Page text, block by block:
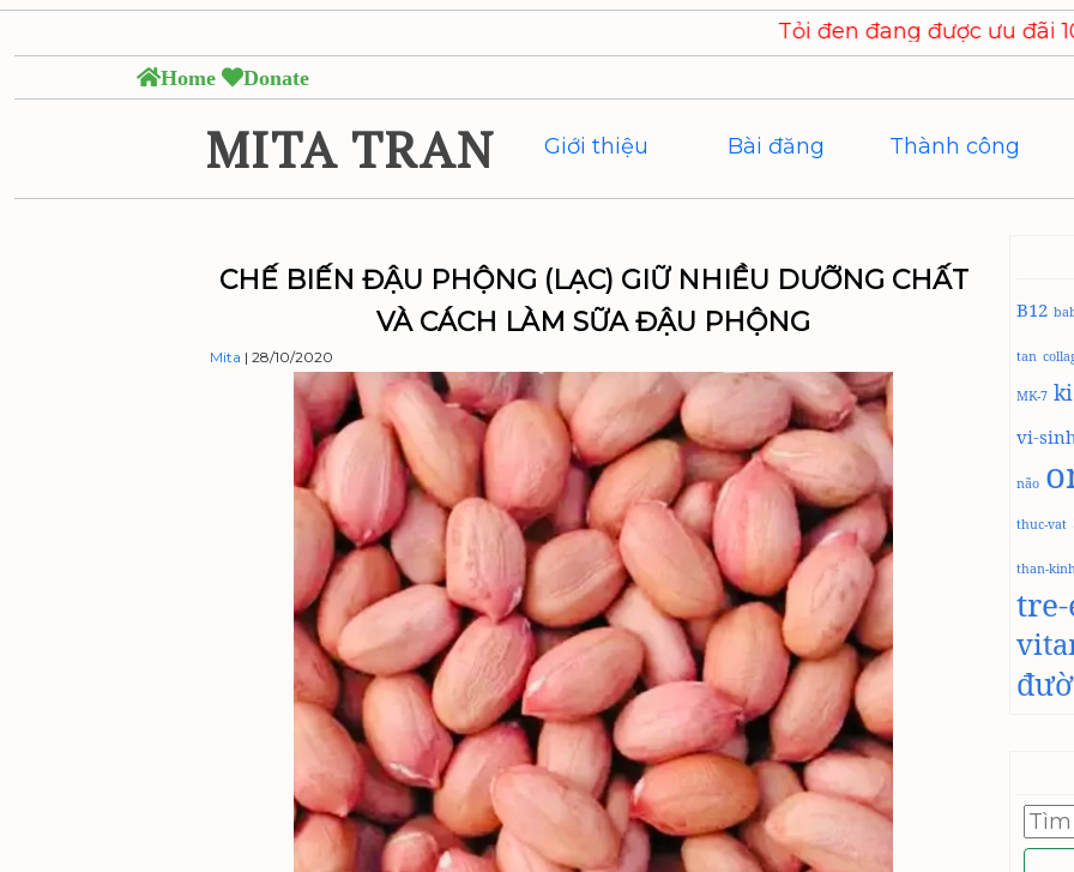
to
content
Tỏi đen đang được ưu đãi 10% khi đặt hàng. Mã
Home Donate
MITA TRAN Giới thiệu Bài đăng Thành công
CHẾ BIẾN ĐẬU PHỘNG (LẠC) GIỮ NHIỀU DƯỠNG CHẤT
VÀ CÁCH LÀM SỮA ĐẬU PHỘNG
Mita | 28/10/2020
B12
tan
MK-7
vi-
não
thuc-vat
than-
Tìm
kiếm
cho: